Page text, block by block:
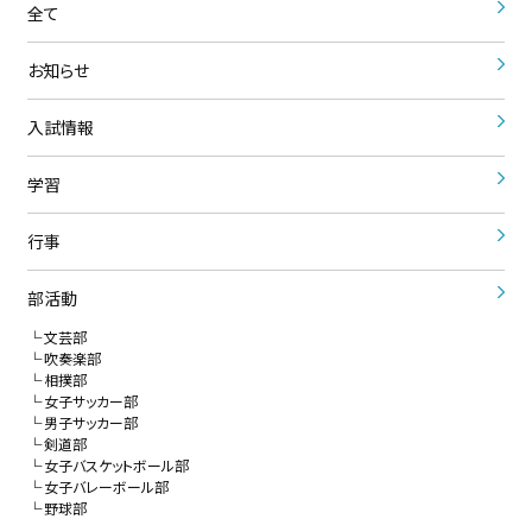
全て
お知らせ
入試情報
学習
行事
部活動
文芸部
吹奏楽部
相撲部
女子サッカー部
男子サッカー部
剣道部
女子バスケットボール部
女子バレーボール部
野球部